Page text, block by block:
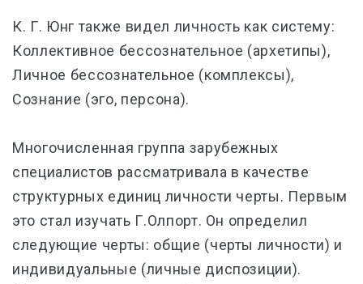
К. Г. Юнг также видел личность как систему:
Коллективное бессознательное (архетипы),
Личное бессознательное (комплексы),
Сознание (эго, персона).
Многочисленная группа зарубежных
специалистов рассматривала в качестве
структурных единиц личности черты. Первым
это стал изучать Г.Олпорт. Он определил
следующие черты: общие (черты личности) и
индивидуальные (личные диспозиции).